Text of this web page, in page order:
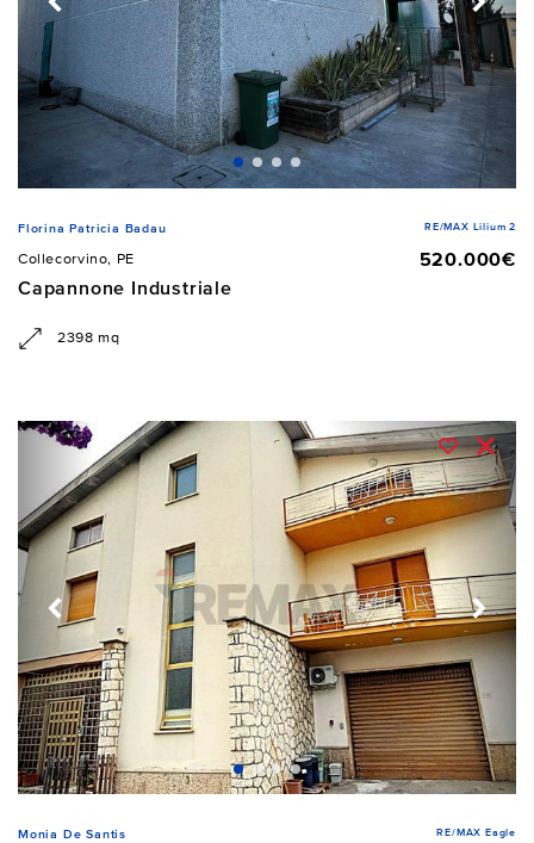
Florina Patricia Badau RE/MAX Lilium 2
Collecorvino, PE
520.000€
Capannone Industriale
2398 mq
Monia De Santis RE/MAX Eagle